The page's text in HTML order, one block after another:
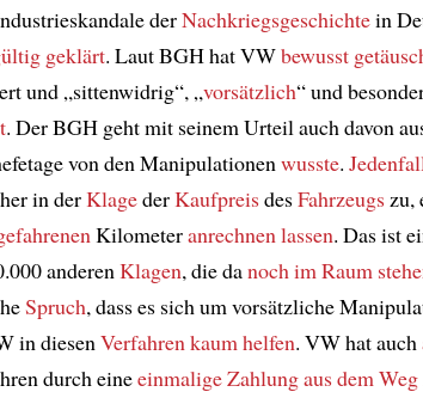
derNachkriegsgeschichtein
geklärt. Laut BGH hat VWbewusst
und „sittenwidrig“, „vorsätzlich“ und
. Der BGH geht mit seinem Urteil auch davon
von den Manipulationenwusste.
in derKlagederKaufpreisdesFahrzeugszu,
Kilometeranrechnen lassen. Das ist
anderenKlagen, die danoch im Raum
Spruch, dass es sich um vorsätzliche
in diesenVerfahrenkaum helfen. VW hat auch
durch eineeinmalige Zahlungaus dem